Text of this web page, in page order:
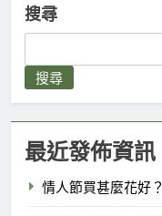
搜尋
搜尋
最近發佈資訊
情人節買甚麼花好？